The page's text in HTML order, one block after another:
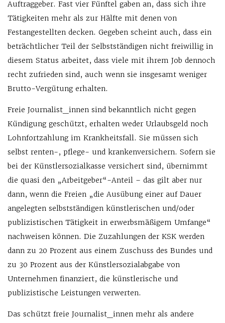
Auftraggeber. Fast vier Fünftel gaben an, dass sich ihre
Tätigkeiten mehr als zur Hälfte mit denen von
Festangestellten decken. Gegeben scheint auch, dass ein
beträchtlicher Teil der Selbstständigen nicht freiwillig in
diesem Status arbeitet, dass viele mit ihrem Job dennoch
recht zufrieden sind, auch wenn sie insgesamt weniger
Brutto-Vergütung erhalten.
Freie Journalist_innen sind bekanntlich nicht gegen
Kündigung geschützt, erhalten weder Urlaubsgeld noch
Lohnfortzahlung im Krankheitsfall. Sie müssen sich
selbst renten-, pflege- und krankenversichern. Sofern sie
bei der Künstlersozialkasse versichert sind, übernimmt
die quasi den „Arbeitgeber“-Anteil – das gilt aber nur
dann, wenn die Freien „die Ausübung einer auf Dauer
angelegten selbstständigen künstlerischen und/oder
publizistischen Tätigkeit in erwerbsmäßigem Umfange“
nachweisen können. Die Zuzahlungen der KSK werden
dann zu 20 Prozent aus einem Zuschuss des Bundes und
zu 30 Prozent aus der Künstlersozialabgabe von
Unternehmen finanziert, die künstlerische und
publizistische Leistungen verwerten.
Das schützt freie Journalist_innen mehr als andere